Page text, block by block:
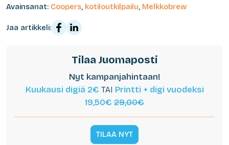
Avainsanat: Coopers kotiloutkilpailu Melkkobrew
Jaa artikkeli:
Tilaa Juomaposti
Nyt kampanjahintaan!
Kuukausi digiä 2€ TAI Printti + digi vuodeksi
19,50€ 29,00€
TILAA NYT